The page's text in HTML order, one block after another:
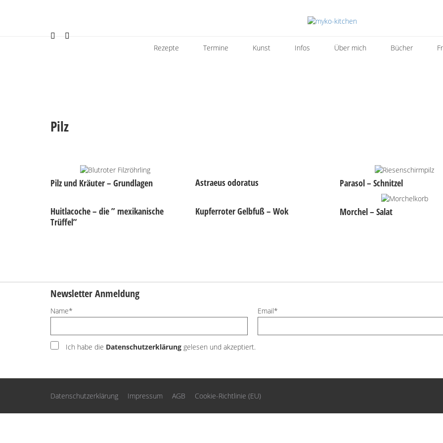
Rezepte Termine Kunst Infos Über mich Bücher
Schlagwort:
Pilz
Pilz und Kräuter – Grundlagen Astraeus odoratus Parasol – Schnitzel
Huitlacoche – die ” mexikanische
Trüffel”
Kupferroter Gelbfuß – Wok Morchel – Salat
Newsletter Anmeldung
Name* Email*
Ich habe die Datenschutzerklärung gelesen und akzeptiert.
Datenschutzerklärung Impressum AGB Cookie-Richtlinie (EU)